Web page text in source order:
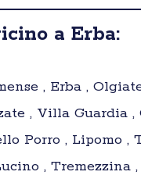
a Erba:
, Erba ,
, Villa Guardia
Porro , Lipomo ,
, Tremezzina